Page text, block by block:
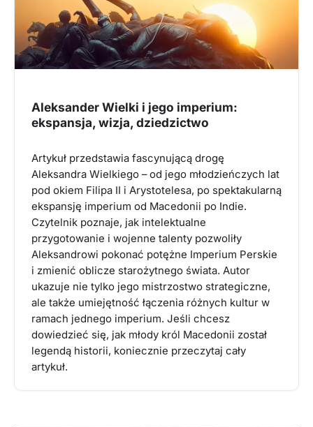
Aleksander Wielki i jego imperium:
ekspansja, wizja, dziedzictwo
Artykuł przedstawia fascynującą drogę
Aleksandra Wielkiego – od jego młodzieńczych lat
pod okiem Filipa II i Arystotelesa, po spektakularną
ekspansję imperium od Macedonii po Indie.
Czytelnik poznaje, jak intelektualne
przygotowanie i wojenne talenty pozwoliły
Aleksandrowi pokonać potężne Imperium Perskie
i zmienić oblicze starożytnego świata. Autor
ukazuje nie tylko jego mistrzostwo strategiczne,
ale także umiejętność łączenia różnych kultur w
ramach jednego imperium. Jeśli chcesz
dowiedzieć się, jak młody król Macedonii został
legendą historii, koniecznie przeczytaj cały
artykuł.